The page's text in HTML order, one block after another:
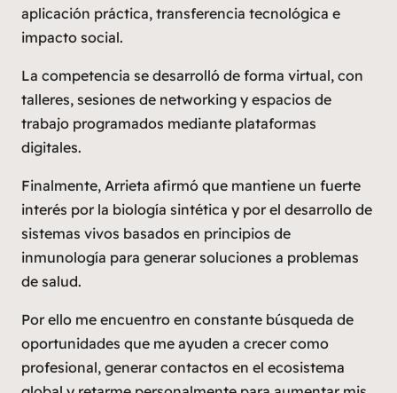
aplicación práctica, transferencia tecnológica e
impacto social.
La competencia se desarrolló de forma virtual, con
talleres, sesiones de networking y espacios de
trabajo programados mediante plataformas
digitales.
Finalmente, Arrieta afirmó que mantiene un fuerte
interés por la biología sintética y por el desarrollo de
sistemas vivos basados en principios de
inmunología para generar soluciones a problemas
de salud.
Por ello me encuentro en constante búsqueda de
oportunidades que me ayuden a crecer como
profesional, generar contactos en el ecosistema